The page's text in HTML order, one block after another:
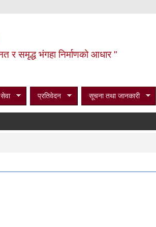
र समृद्ध भंगहा निर्माणको आधार "
प्रतिवेदन सूचना तथा जानकारी